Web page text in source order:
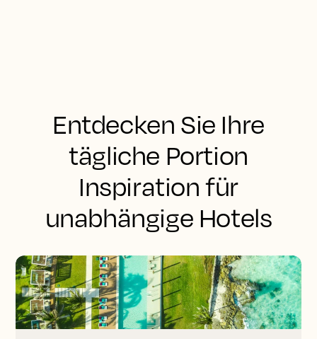
Entdecken Sie Ihre
tägliche Portion
Inspiration für
unabhängige Hotels